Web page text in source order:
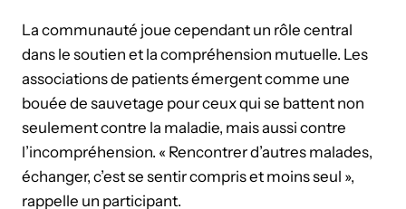
La communauté joue cependant un rôle central
dans le soutien et la compréhension mutuelle. Les
associations de patients émergent comme une
bouée de sauvetage pour ceux qui se battent non
seulement contre la maladie, mais aussi contre
l’incompréhension. « Rencontrer d’autres malades,
échanger, c’est se sentir compris et moins seul »,
rappelle un participant.